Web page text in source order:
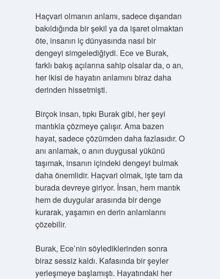
Haçvari olmanın anlamı, sadece dışarıdan
bakıldığında bir şekil ya da işaret olmaktan
öte, insanın iç dünyasında nasıl bir
dengeyi simgelediğiydi. Ece ve Burak,
farklı bakış açılarına sahip olsalar da, o an,
her ikisi de hayatın anlamını biraz daha
derinden hissetmişti.
Birçok insan, tıpkı Burak gibi, her şeyi
mantıkla çözmeye çalışır. Ama bazen
hayat, sadece çözümden daha fazlasıdır. O
anı anlamak, o anın duygusal yükünü
taşımak, insanın içindeki dengeyi bulmak
daha önemlidir. Haçvari olmak, işte tam da
burada devreye giriyor. İnsan, hem mantık
hem de duygular arasında bir denge
kurarak, yaşamın en derin anlamlarını
çözebilir.
Burak, Ece’nin söylediklerinden sonra
biraz sessiz kaldı. Kafasında bir şeyler
yerleşmeye başlamıştı. Hayatındaki her